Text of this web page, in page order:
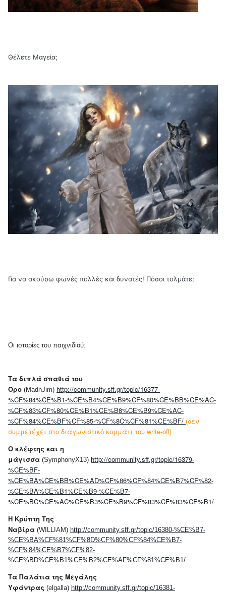
Θέλετε Μαγεία;
Για να ακούσω φωνές πολλές και δυνατές! Πόσοι τολμάτε;
Οι ιστορίες του παιχνιδιού:
Τα διπλά σπαθιά του
Όρο (MadnJim) http://community.sff.gr/topic/16377-
%CF%84%CE%B1-%CE%B4%CE%B9%CF%80%CE%BB%CE%AC-
%CF%83%CF%80%CE%B1%CE%B8%CE%B9%CE%AC-
%CF%84%CE%BF%CF%85-%CF%8C%CF%81%CE%BF/ (δεν
συμμετέχει στο διαγωνιστικό κομμάτι του write-off)
Ο κλέφτης και η
μάγισσα (SymphonyX13) http://community.sff.gr/topic/16379-
%CE%BF-
%CE%BA%CE%BB%CE%AD%CF%86%CF%84%CE%B7%CF%82-
%CE%BA%CE%B1%CE%B9-%CE%B7-
%CE%BC%CE%AC%CE%B3%CE%B9%CF%83%CF%83%CE%B1/
Η Κρύπτη Της
Ναβίρα (WILLIAM) http://community.sff.gr/topic/16380-%CE%B7-
%CE%BA%CF%81%CF%8D%CF%80%CF%84%CE%B7-
%CF%84%CE%B7%CF%82-
%CE%BD%CE%B1%CE%B2%CE%AF%CF%81%CE%B1/
Τα Παλάτια της Μεγάλης
Υφάντρας (elgalla) http://community.sff.gr/topic/16381-